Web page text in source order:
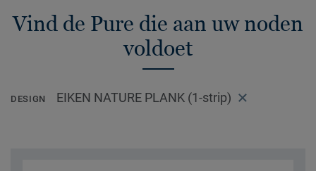
Vind de Pure die aan uw noden
voldoet
DESIGN EIKEN NATURE PLANK (1-strip)